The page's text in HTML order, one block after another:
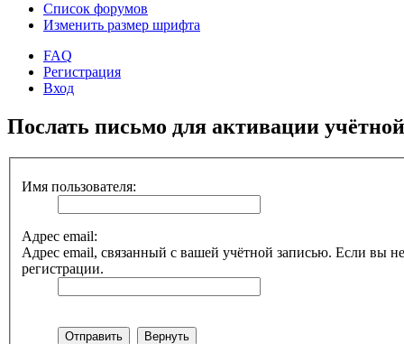
Список форумов
Изменить размер шрифта
FAQ
Регистрация
Вход
Послать письмо для активации
Имя пользователя:
Адрес email:
Адрес email, связанный с вашей учётной записью. Если вы
регистрации.